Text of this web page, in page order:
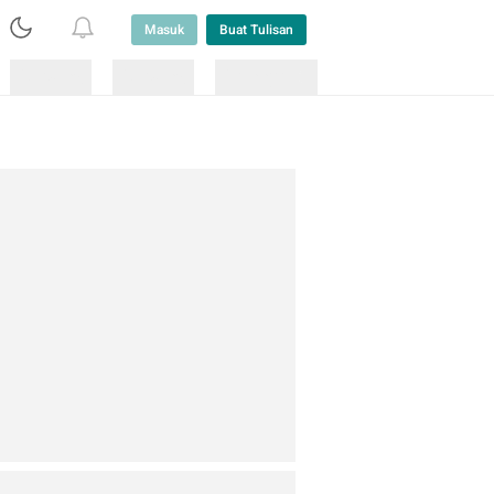
Masuk Buat Tulisan